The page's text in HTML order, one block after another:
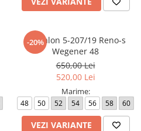
-20%
Pantalon 5-207/19 Reno-s
Wegener 48
650,00 Lei
520,00 Lei
Marime:
48 50 52 54 56 58 60
VEZI VARIANTE